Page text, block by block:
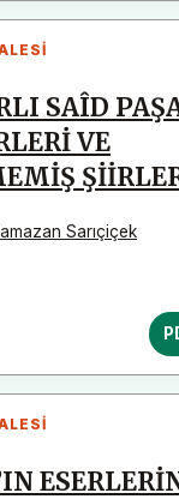
SAÎD
VE
Sarıçiçek